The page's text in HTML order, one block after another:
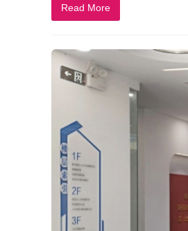
Read More